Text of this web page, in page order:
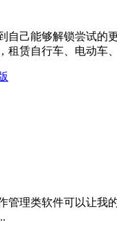
自己能够解锁尝试
租赁自行车、电动车
管理类软件可以让